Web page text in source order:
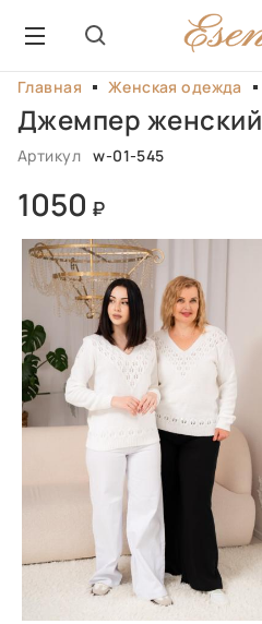
Главная Женская одежда
Джемпер женский
Артикул w-01-545
1050